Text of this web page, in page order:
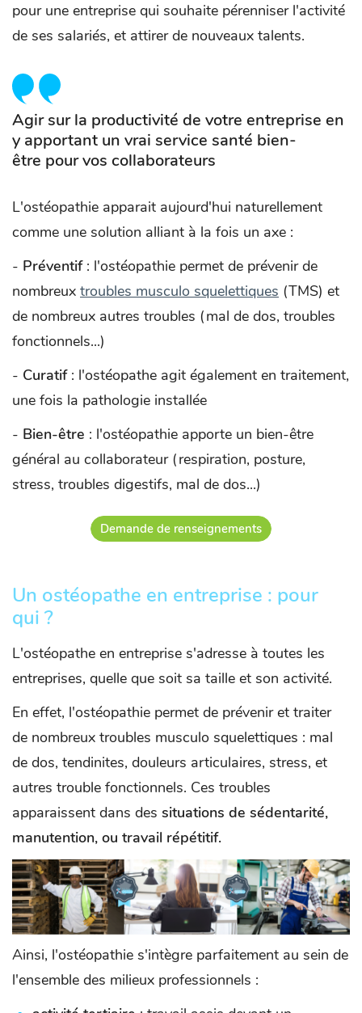
pour une entreprise qui souhaite pérenniser l'activité
de ses salariés, et attirer de nouveaux talents.
Agir sur la productivité de votre entreprise en
y apportant un vrai service santé bien-
être pour vos collaborateurs
L'ostéopathie apparait aujourd'hui naturellement
comme une solution alliant à la fois un axe :
- Préventif: l'ostéopathie permet de prévenir de
nombreux troubles musculo squelettiques (TMS) et
de nombreux autres troubles (mal de dos, troubles
fonctionnels...)
- Curatif: l'ostéopathe agit également en traitement,
une fois la pathologie installée
- Bien-être : l'ostéopathie apporte un bien-être
général au collaborateur (respiration, posture,
stress, troubles digestifs, mal de dos...)
Demande de renseignements
Un ostéopathe en entreprise : pour
qui ?
L'ostéopathe en entreprise s'adresse à toutes les
entreprises, quelle que soit sa taille et son activité.
En effet, l'ostéopathie permet de prévenir et traiter
de nombreux troubles musculo squelettiques : mal
de dos, tendinites, douleurs articulaires, stress, et
autres trouble fonctionnels. Ces troubles
apparaissent dans des situations de sédentarité,
manutention, ou travail répétitif.
Ainsi, l'ostéopathie s'intègre parfaitement au sein de
l'ensemble des milieux professionnels :